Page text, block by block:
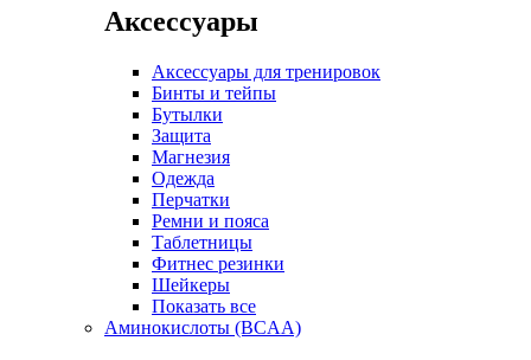
Аксессуары
Аксессуары для тренировок
Бинты и тейпы
Бутылки
Защита
Магнезия
Одежда
Перчатки
Ремни и пояса
Таблетницы
Фитнес резинки
Шейкеры
Показать все
Аминокислоты (BCAA)